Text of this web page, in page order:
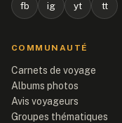
fb ig yt tt
COMMUNAUTÉ
Carnets de voyage
Albums photos
Avis voyageurs
Groupes thématiques